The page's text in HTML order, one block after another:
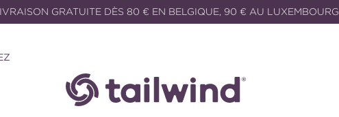
GRATUITE DÈS 80 € EN BELGIQUE, 90 € AU LUXEMBOURG